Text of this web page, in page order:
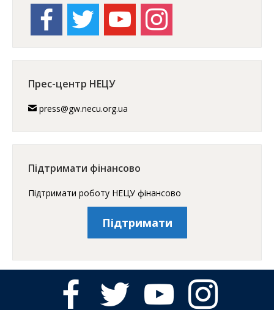
facebook twitter youtube instagram
Прес-центр НЕЦУ
press@gw.necu.org.ua
Підтримати фінансово
Підтримати роботу НЕЦУ фінансово
Підтримати
facebook twitter youtube instagram